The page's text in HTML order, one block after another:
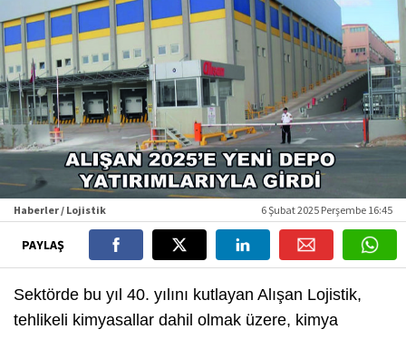
Haberler / Lojistik 6 Şubat 2025 Perşembe 16:45
PAYLAŞ
Sektörde bu yıl 40. yılını kutlayan Alışan Lojistik,
tehlikeli kimyasallar dahil olmak üzere, kimya